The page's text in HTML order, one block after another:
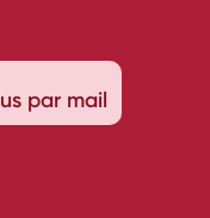
Instagram
par mail